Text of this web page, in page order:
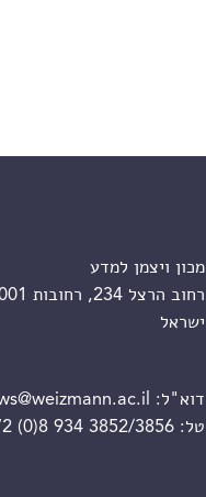
מכון ויצמן למדע
רחוב הרצל 234, רחובות 7610001
ישראל
דוא"ל:
טל:(0)8 934 3852/3856